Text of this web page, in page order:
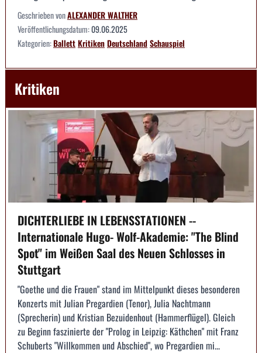
Geschrieben vonALEXANDER WALTHER
Veröffentlichungsdatum:09.06.2025
Kategorien:BallettKritikenDeutschlandSchauspiel
Kritiken
DICHTERLIEBE IN LEBENSSTATIONEN --
Internationale Hugo- Wolf-Akademie: "The Blind
Spot" im Weißen Saal des Neuen Schlosses in
Stuttgart
"Goethe und die Frauen" stand im Mittelpunkt dieses besonderen
Konzerts mit Julian Pregardien (Tenor), Julia Nachtmann
(Sprecherin) und Kristian Bezuidenhout (Hammerflügel). Gleich
zu Beginn faszinierte der "Prolog in Leipzig: Käthchen" mit Franz
Schuberts "Willkommen und Abschied", wo Pregardien mi...